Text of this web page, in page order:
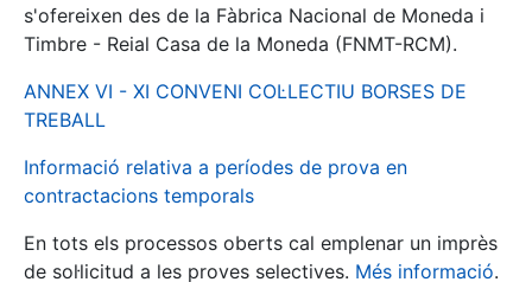
Mostra/Amaga
s'ofereixen des de la Fàbrica Nacional de Moneda i
Timbre - Reial Casa de la Moneda (FNMT-RCM).
ANNEX VI - XI CONVENI COL·LECTIU BORSES DE
TREBALL
Informació relativa a períodes de prova en
contractacions temporals
En tots els processos oberts cal emplenar un imprès
de sol·licitud a les proves selectives. Més informació.